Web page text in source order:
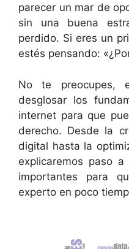
parecer un mar de
sin una buena
perdido. Si eres un
estés pensando:
No te preocupes,
desglosar los
internet para que
derecho. Desde la
digital hasta la
explicaremos paso
importantes para
experto en poco